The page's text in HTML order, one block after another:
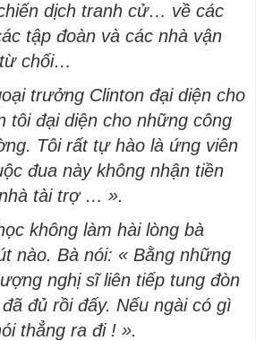
dịch tranh cử… về các
tập đoàn và các nhà vận
chối…
trưởng Clinton đại diện cho
tôi đại diện cho những công
Tôi rất tự hào là ứng viên
đua này không nhận tiền
tài trợ … ».
không làm hài lòng bà
nào. Bà nói: « Bằng những
nghị sĩ liên tiếp tung đòn
đủ rồi đấy. Nếu ngài có gì
thẳng ra đi ! ».